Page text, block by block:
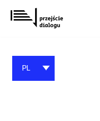
Przejdź
do
PL